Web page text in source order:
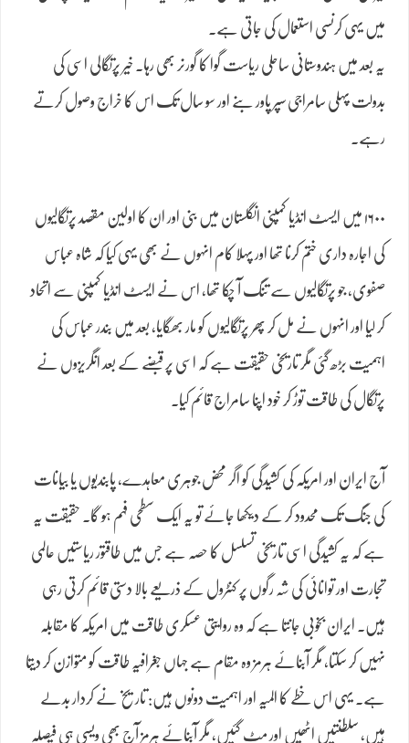
میں یہی کرنسی استعمال کی جاتی ہے۔
یہ بعد میں ہندوستانی ساحلی ریاست گوا کا گورنر بھی رہا۔ خیر پرتگالی اسی کی
بدولت پہلی سامراجی سپر پاور بنے اور سو سال تک اس کا خراج وصول کرتے
رہے۔
۱۶۰۰ میں ایسٹ انڈیا کمپنی انگلستان میں بنی اور ان کا اولین مقصد پرتگالیوں
کی اجارہ داری ختم کرنا تھا اور پہلا کام انہوں نے بھِی یہی کیا کہ شاہ عباس
صفوی، جو پرتگالیوں سے تنگ آ چکا تھا، اس نے ایسٹ انڈیا کمپنی سے اتحاد
کر لیا اور انہوں نے مل کر پھر پرتگالیوں کو مار بھگایا، بعد میں بندر عباس کی
اہمیت بڑھ گئی مگر تاریخی حقیقت ہے کہ اسی پر قبضے کے بعد انگریزوں نے
پرتگال کی طاقت توڑ کر خود اپنا سامراج قائم کیا۔
آج ایران اور امریکہ کی کشیدگی کو اگر محض جوہری معاہدے، پابندیوں یا بیانات
کی جنگ تک محدود کر کے دیکھا جائے تو یہ ایک سطحی فہم ہو گا۔ حقیقت یہ
ہے کہ یہ کشیدگی اسی تاریخی تسلسل کا حصہ ہے جس میں طاقتور ریاستیں عالمی
تجارت اور توانائی کی شہ رگوں پر کنٹرول کے ذریعے بالا دستی قائم کرتی رہی
ہیں۔ ایران بخوبی جانتا ہے کہ وہ روایتی عسکری طاقت میں امریکہ کا مقابلہ
نہیں کر سکتا، مگر آبنائے ہرمز وہ مقام ہے جہاں جغرافیہ طاقت کو متوازن کر دیتا
ہے۔ یہی اس خطے کا المیہ اور اہمیت دونوں ہیں: تاریخ نے کردار بدلے
ہیں، سلطنتیں اٹھیں اور مٹ گئیں، مگر آبنائے ہرمز آج بھی ویسی ہی فیصلہ